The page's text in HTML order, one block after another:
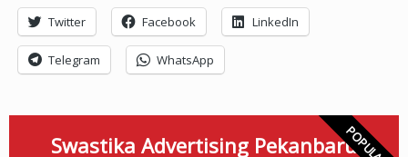
Twitter Facebook LinkedIn
Telegram WhatsApp
Swastika Advertising PekanbaruPOPULAR